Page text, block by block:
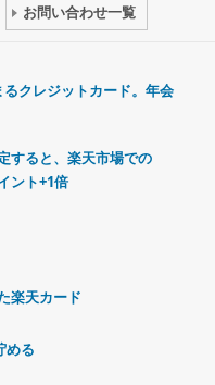
お問い合わせ一覧
るクレジットカード。年会
すると、楽天市場での
ント+1倍
楽天カード
める